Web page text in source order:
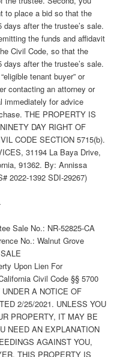
to place a bid so that the
after the trustee’s sale.
the funds and affidavit
Civil Code, so that the
after the trustee’s sale.
tenant buyer” or
contacting an attorney or
immediately for advice
THE PROPERTY IS
DAY RIGHT OF
CODE SECTION 5715(b).
31194 La Baya Drive,
91362. By: Annissa
2022-1392 SDI-29267)
Sale No.: NR-52825-CA
No.: Walnut Grove
Upon Lien For
Civil Code §§ 5700
A NOTICE OF
2/25/2021. UNLESS YOU
PROPERTY, IT MAY BE
NEED AN EXPLANATION
AGAINST YOU,
THIS PROPERTY IS